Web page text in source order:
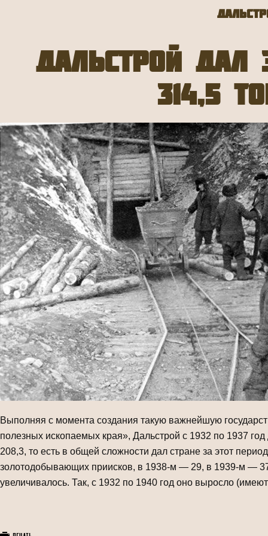
Дальстрой дал
314,5
Выполняя с момента создания такую важнейшую
полезных иско­паемых края», Дальстрой с 1932 по 1937
208,3, то есть в общей сложности дал стране за этот
золотодобывающих приисков, в 1938-м — 29, в 1939-м —
увеличивалось. Так, с 1932 по 1940 год оно выросло